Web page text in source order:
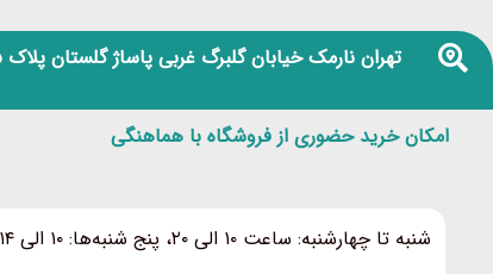
تهران نارمک خیابان گلبرگ غربی پاساژ گلستان پلاک ۵
امکان خرید حضوری از فروشگاه با هماهنگی
شنبه تا چهارشنبه: ساعت ۱۰ الی ۲۰، پنج شنبه‌ها: ۱۰ الی ۱۴